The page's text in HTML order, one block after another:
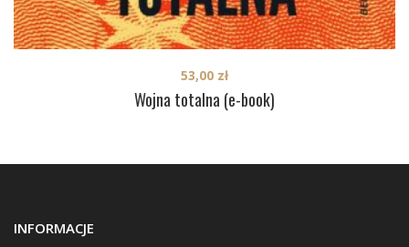
Wojna totalna (e-book)
53,00 zł
INFORMACJE